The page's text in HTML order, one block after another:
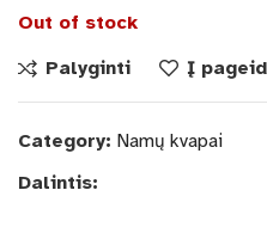
Out of stock
Palyginti
Į
Category: Namų kvapai
Dalintis: